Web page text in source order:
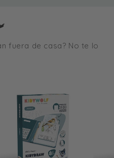
fuera de casa? No te lo